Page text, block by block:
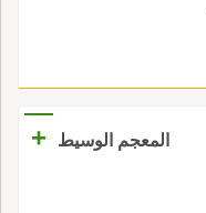
المعجم الوسيط +